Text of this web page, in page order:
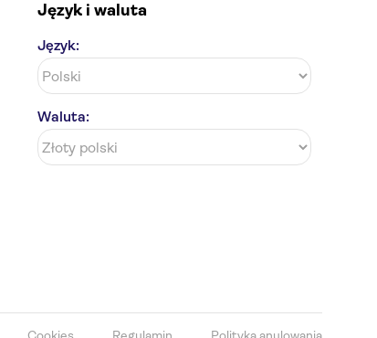
Język i waluta
Język:
Waluta: